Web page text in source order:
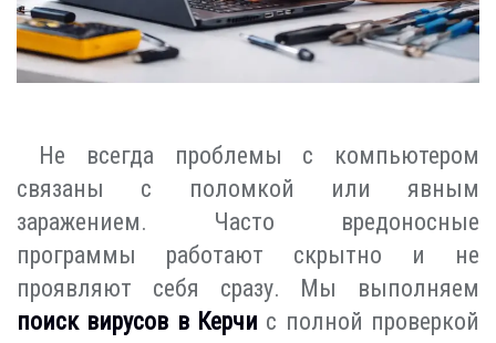
Не всегда проблемы с компьютером
связаны с поломкой или явным
заражением. Часто вредоносные
программы работают скрытно и не
проявляют себя сразу. Мы выполняем
поиск вирусов в Керчи с полной проверкой